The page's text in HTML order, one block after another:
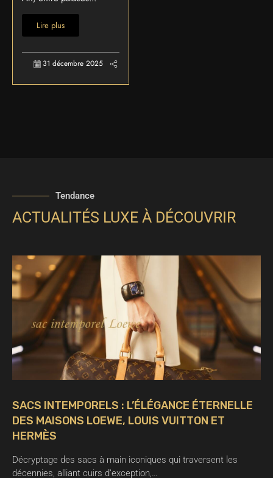
Lire plus
31 décembre 2025
Tendance
ACTUALITÉS LUXE À DÉCOUVRIR
SACS INTEMPORELS : L’ÉLÉGANCE ÉTERNELLE
DES MAISONS LOEWE, LOUIS VUITTON ET
HERMÈS
Décryptage des sacs à main iconiques qui traversent les
décennies, alliant cuirs d’exception,…